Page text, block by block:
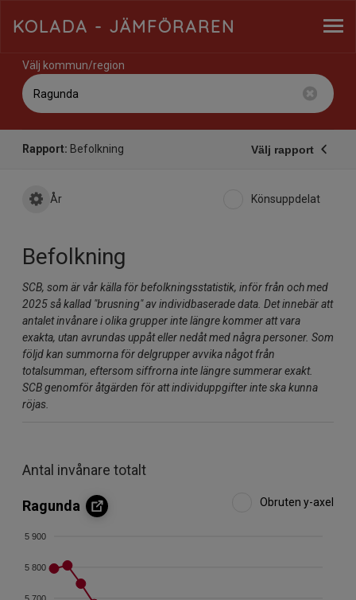
KOLADA - JÄMFÖRAREN
Välj kommun/region
Rapport: Befolkning Välj rapport
År Könsuppdelat
Befolkning
SCB, som är vår källa för befolkningsstatistik, inför från och med
2025 så kallad "brusning" av individbaserade data. Det innebär att
antalet invånare i olika grupper inte längre kommer att vara
exakta, utan avrundas uppåt eller nedåt med några personer. Som
följd kan summorna för delgrupper avvika något från
totalsumman, eftersom siffrorna inte längre summerar exakt.
SCB genomför åtgärden för att individuppgifter inte ska kunna
röjas.
Antal invånare totalt
Ragunda Obruten y-axel
5 700
5 800
5 900